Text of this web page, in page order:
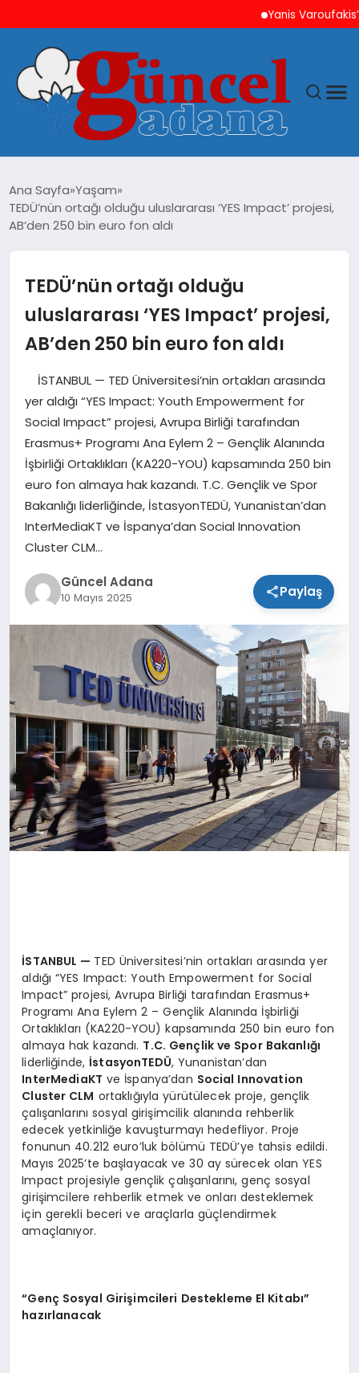
Yanis Varoufakis’ten
GÜNCEL
SAĞLIK
SPOR
TEKNOLOJI
Ana Sayfa Yaşam
TEDÜ’nün ortağı olduğu uluslararası ‘YES Impact’ projesi,
AB’den 250 bin euro fon aldı
TEDÜ’nün ortağı olduğu
uluslararası ‘YES Impact’ projesi,
AB’den 250 bin euro fon aldı
İSTANBUL — TED Üniversitesi’nin ortakları arasında
yer aldığı “YES Impact: Youth Empowerment for
Social Impact” projesi, Avrupa Birliği tarafından
Erasmus+ Programı Ana Eylem 2 – Gençlik Alanında
İşbirliği Ortaklıkları (KA220-YOU) kapsamında 250 bin
euro fon almaya hak kazandı. T.C. Gençlik ve Spor
Bakanlığı liderliğinde, İstasyonTEDÜ, Yunanistan’dan
InterMediaKT ve İspanya’dan Social Innovation
Cluster CLM…
Güncel Adana
10 Mayıs 2025 Paylaş
İSTANBUL — TED Üniversitesi’nin ortakları arasında yer
aldığı “YES Impact: Youth Empowerment for Social
Impact” projesi, Avrupa Birliği tarafından Erasmus+
Programı Ana Eylem 2 – Gençlik Alanında İşbirliği
Ortaklıkları (KA220-YOU) kapsamında 250 bin euro fon
almaya hak kazandı. T.C. Gençlik ve Spor Bakanlığı
liderliğinde, İstasyonTEDÜ, Yunanistan’dan
InterMediaKT ve İspanya’dan Social Innovation
Cluster CLM ortaklığıyla yürütülecek proje, gençlik
çalışanlarını sosyal girişimcilik alanında rehberlik
edecek yetkinliğe kavuşturmayı hedefliyor. Proje
fonunun 40.212 euro’luk bölümü TEDÜ’ye tahsis edildi.
Mayıs 2025’te başlayacak ve 30 ay sürecek olan YES
Impact projesiyle gençlik çalışanlarını, genç sosyal
girişimcilere rehberlik etmek ve onları desteklemek
için gerekli beceri ve araçlarla güçlendirmek
amaçlanıyor.
“Genç Sosyal Girişimcileri Destekleme El Kitabı”
hazırlanacak